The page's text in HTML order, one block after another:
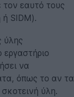
τον εαυτό τους
ή SIDM).
ύλης
εργαστήριο
να
όπως το αν τα
ύλη.